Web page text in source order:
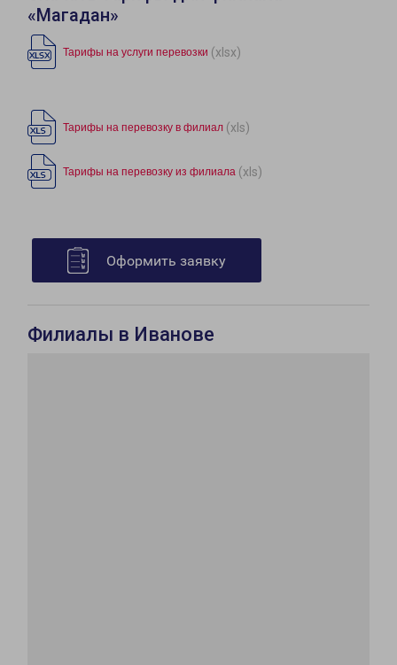
«Магадан»
Тарифы на услуги перевозки (xlsx)
Тарифы на перевозку в филиал (xls)
Тарифы на перевозку из филиала (xls)
Оформить заявку
Филиалы в Иванове